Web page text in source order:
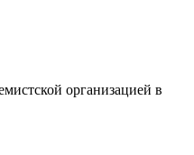
организацией в